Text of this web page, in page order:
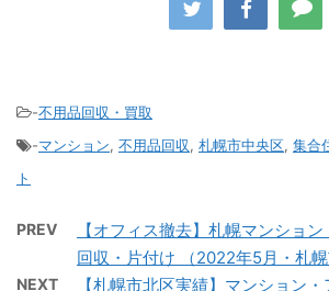
-不用品回収・買取
-マンション, 不用品回収, 札幌市中央区, 集合
ト
PREV
【オフィス撤去】札幌マンショ
回収・片付け （2022年5月・札幌
NEXT
【札幌市北区実績】マンション